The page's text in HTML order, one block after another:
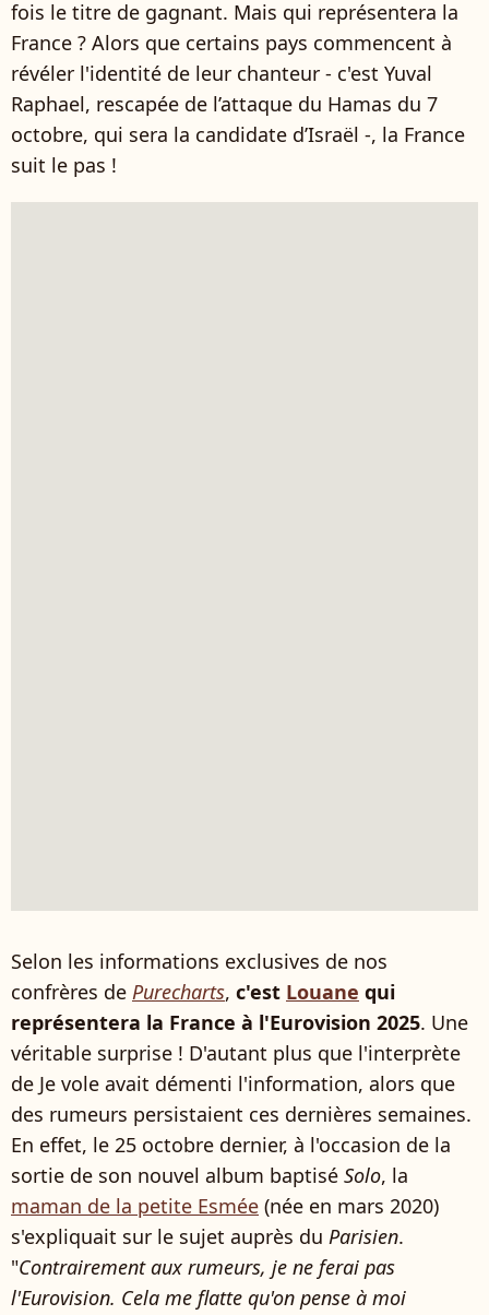
fois le titre de gagnant. Mais qui représentera la
France ? Alors que certains pays commencent à
révéler l'identité de leur chanteur - c'est Yuval
Raphael, rescapée de l’attaque du Hamas du 7
octobre, qui sera la candidate d’Israël -, la France
suit le pas !
Selon les informations exclusives de nos
confrères de Purecharts, c'est Louane qui
représentera la France à l'Eurovision 2025. Une
véritable surprise ! D'autant plus que l'interprète
de Je vole avait démenti l'information, alors que
des rumeurs persistaient ces dernières semaines.
En effet, le 25 octobre dernier, à l'occasion de la
sortie de son nouvel album baptisé Solo, la
maman de la petite Esmée (née en mars 2020)
s'expliquait sur le sujet auprès du Parisien.
"Contrairement aux rumeurs, je ne ferai pas
l'Eurovision. Cela me flatte qu'on pense à moi